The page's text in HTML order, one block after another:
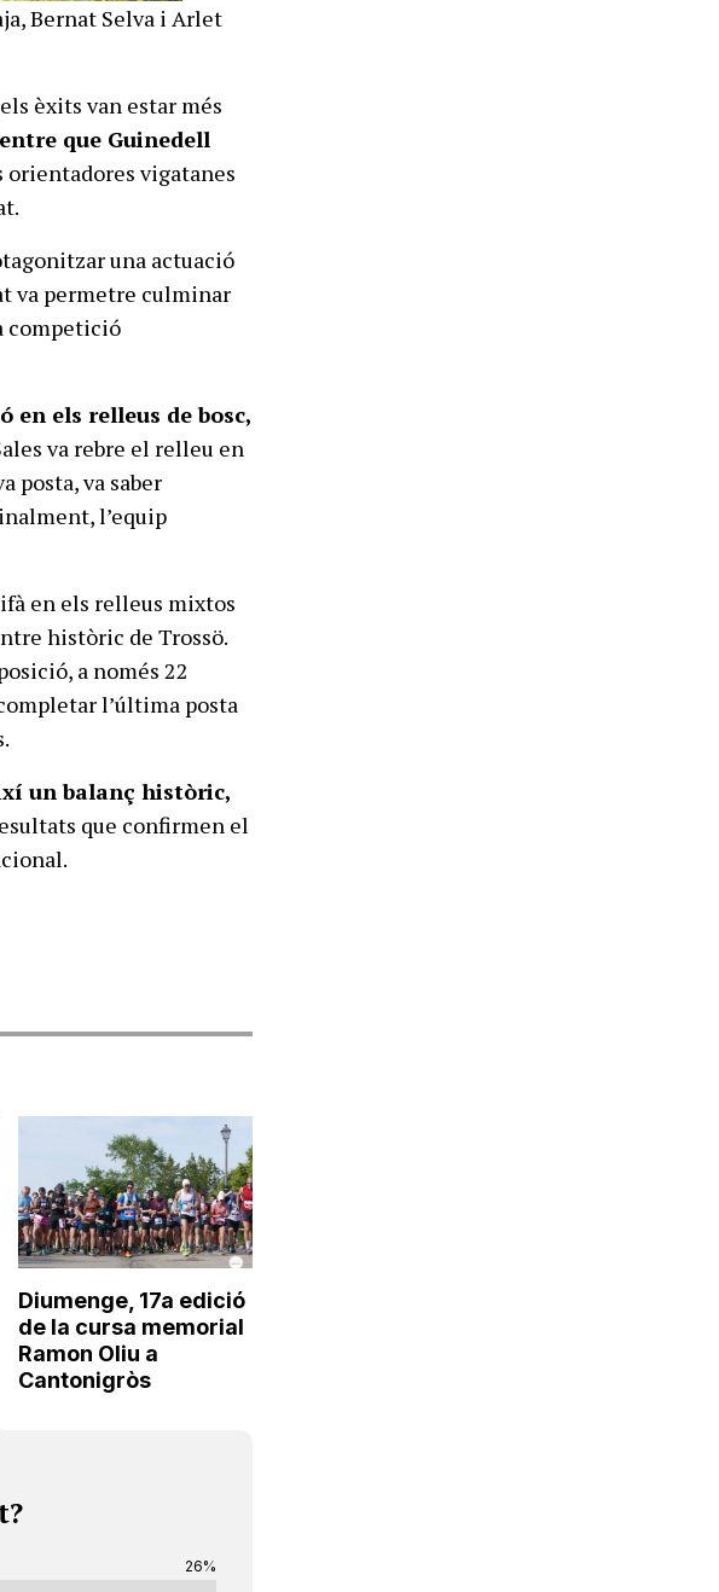
Bernat Selva i Arlet
èxits van estar més
que Guinedell
vigatanes
una actuació
va permetre culminar
competició
en els relleus de bosc,
va rebre el relleu en
posta, va saber
l’equip
en els relleus mixtos
històric de Trossö.
a només 22
l’última posta
un balanç històric,
que confirmen el
Diumenge, 17a edició
de la cursa memorial
Ramon Oliu a
Cantonigròs
26%